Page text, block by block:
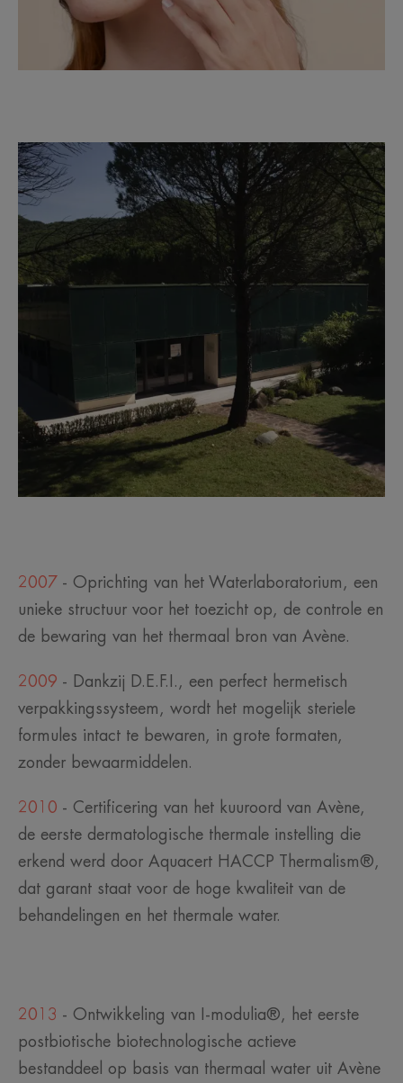
2007 - Oprichting van het Waterlaboratorium, een
unieke structuur voor het toezicht op, de controle en
de bewaring van het thermaal bron van Avène.
2009 - Dankzij D.E.F.I., een perfect hermetisch
verpakkingssysteem, wordt het mogelijk steriele
formules intact te bewaren, in grote formaten,
zonder bewaarmiddelen.
2010 - Certificering van het kuuroord van Avène,
de eerste dermatologische thermale instelling die
erkend werd door Aquacert HACCP Thermalism®,
dat garant staat voor de hoge kwaliteit van de
behandelingen en het thermale water.
2013 - Ontwikkeling van I-modulia®, het eerste
postbiotische biotechnologische actieve
bestanddeel op basis van thermaal water uit Avène